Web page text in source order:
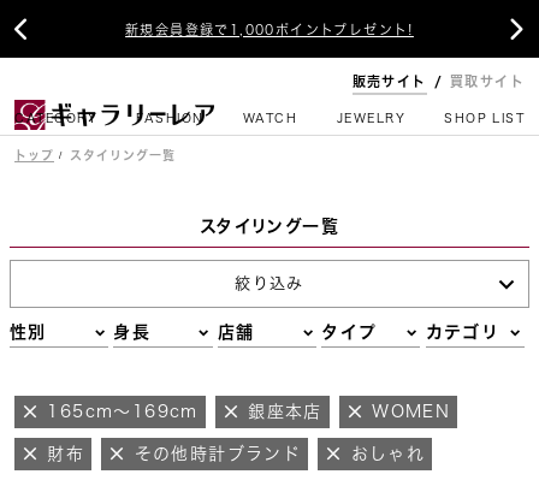
新規会員登録で1,000ポイントプレゼント!
 
販売サイト 買取サイト
CATEGORY FASHION WATCH JEWELRY SHOP LIST
トップ スタイリング一覧
スタイリング一覧
絞り込み
性別 身長 店舗 タイプ カテゴリ
165cm～169cm 銀座本店 WOMEN
財布 その他時計ブランド おしゃれ